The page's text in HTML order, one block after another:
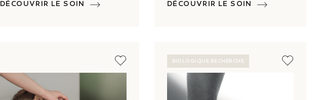
DÉCOUVRIR LE SOIN DÉCOUVRIR LE SOIN
BIOLOGIQUE RECHERCHE